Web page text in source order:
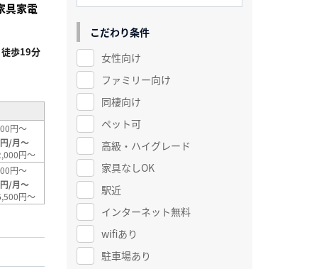
具家電
歩19分
円～
円/月～
円～
円～
円/月～
円～
こだわり条件
女性向け
ファミリー向け
同棲向け
ペット可
高級・ハイグレード
家具なしOK
駅近
インターネット無料
wifiあり
駐車場あり